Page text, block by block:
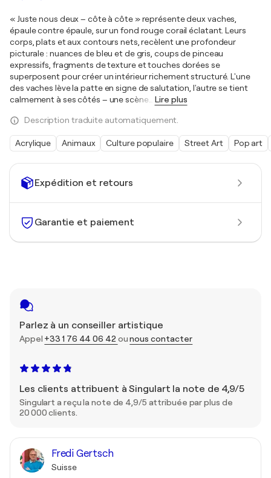
Expédition et retours
Garantie et paiement
Parlez à un conseiller artistique
Appel +33 1 76 44 06 42 ounous contacter
Les clients attribuent à Singulart la note de 4,9/5
Singulart a reçu la note de 4,9/5 attribuée par plus de
20 000 clients.
Fredi Gertsch
Suisse
« Juste nous deux – côte à côte » représente deux vaches,
épaule contre épaule, sur un fond rouge corail éclatant. Leurs
corps, plats et aux contours nets, recèlent une profondeur
picturale : nuances de bleu et de gris, coups de pinceau
expressifs, fragments de texture et touches dorées se
superposent pour créer un intérieur richement structuré. L'une
des vaches lève la patte en signe de salutation, l'autre se tient
calmement à ses côtés – une scène
Lire plus
Description traduite automatiquement.
Acrylique Animaux Culture populaire Street Art Pop art